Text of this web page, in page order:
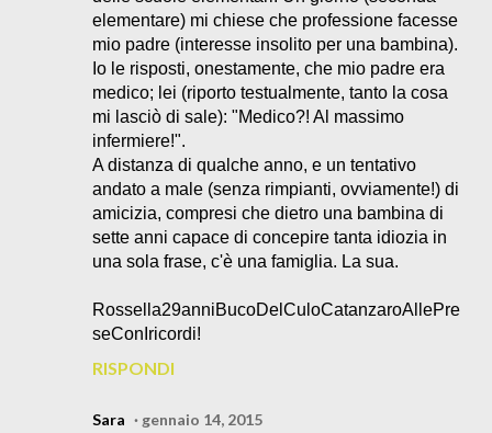
elementare) mi chiese che professione facesse
mio padre (interesse insolito per una bambina).
Io le risposti, onestamente, che mio padre era
medico; lei (riporto testualmente, tanto la cosa
mi lasciò di sale): "Medico?! Al massimo
infermiere!".
A distanza di qualche anno, e un tentativo
andato a male (senza rimpianti, ovviamente!) di
amicizia, compresi che dietro una bambina di
sette anni capace di concepire tanta idiozia in
una sola frase, c'è una famiglia. La sua.
Rossella29anniBucoDelCuloCatanzaroAllePre
seConIricordi!
RISPONDI
Sara
gennaio 14, 2015